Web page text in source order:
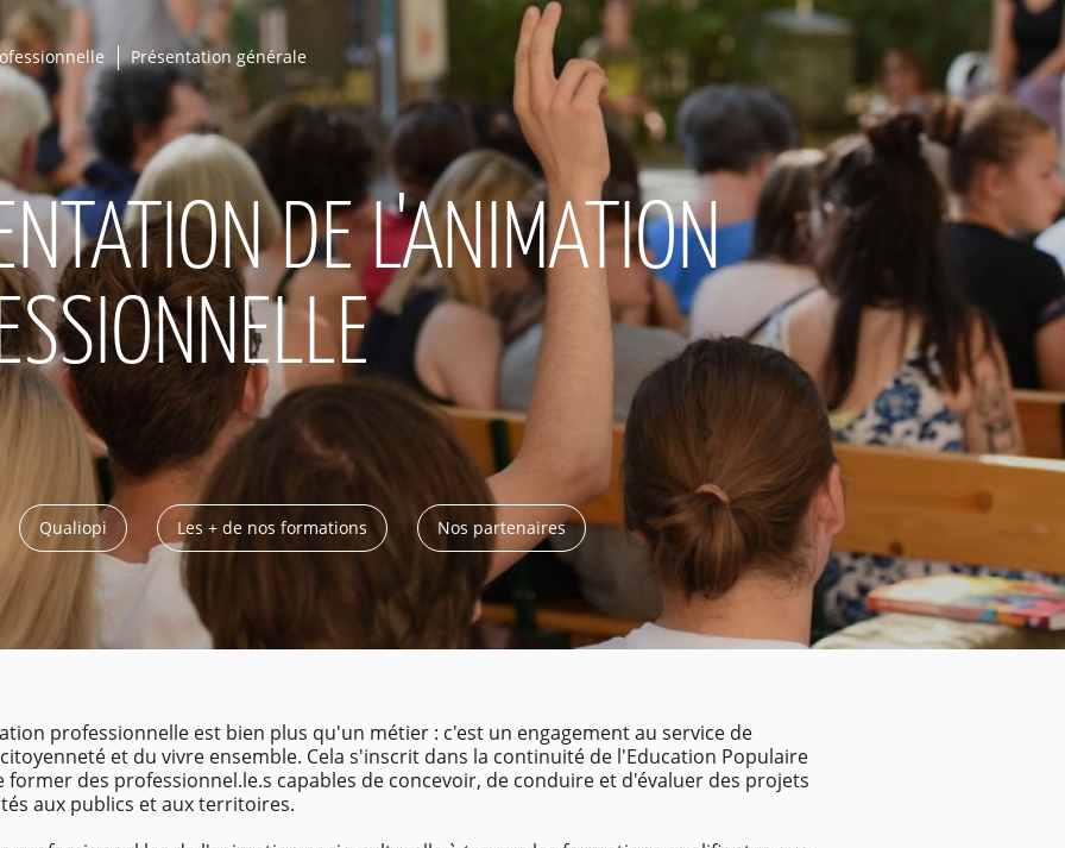
Présentation générale
DE L'ANIMATION
Qualiopi Les + de nos formations Nos partenaires
professionnelle est bien plus qu'un métier : c'est un engagement au service de
et du vivre ensemble. Cela s'inscrit dans la continuité de l'Education Populaire
former des professionnel.le.s capables de concevoir, de conduire et d'évaluer des projets
aux publics et aux territoires.